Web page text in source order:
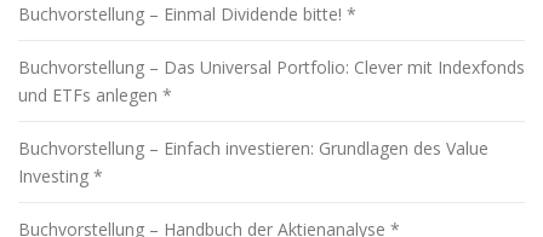
Buchvorstellung – Einmal Dividende bitte! *
Buchvorstellung – Das Universal Portfolio: Clever mit Indexfonds
und ETFs anlegen *
Buchvorstellung – Einfach investieren: Grundlagen des Value
Investing *
Buchvorstellung – Handbuch der Aktienanalyse *